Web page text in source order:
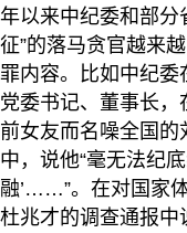
年以来中纪委和部分
征”的落马贪官越来
罪内容。比如中纪委
党委书记、董事长
前女友而名噪全国
中，说他“毫无法纪
融’……”。在对国家
杜兆才的调查通报中